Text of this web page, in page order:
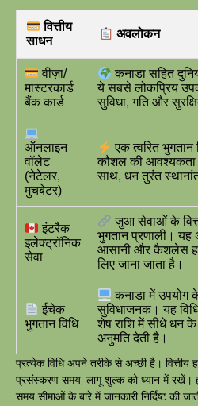
वित्तीय
साधन
अवलोकन
वीज़ा/
मास्टरकार्ड
बैंक कार्ड
कनाडा सहित
ये सबसे लोकप्रिय
सुविधा, गति और
ऑनलाइन
वॉलेट
(नेटेलर,
मुचबेटर)
एक त्वरित भुगतान
कौशल की आवश्यकता
साथ, धन तुरंत
इंटरैक
इलेक्ट्रॉनिक
सेवा
जुआ सेवाओं के
भुगतान प्रणाली। यह
आसानी और कैशलेस
लिए जाना जाता है।
ईचेक
भुगतान विधि
कनाडा में उपयोग
सुविधाजनक। यह
शेष राशि में सीधे धन
अनुमति देती है।
प्रत्येक विधि अपने तरीके से अच्छी है। वित्तीय
प्रसंस्करण समय, लागू शुल्क को ध्यान में रखें।
समय सीमाओं के बारे में जानकारी निर्दिष्ट की